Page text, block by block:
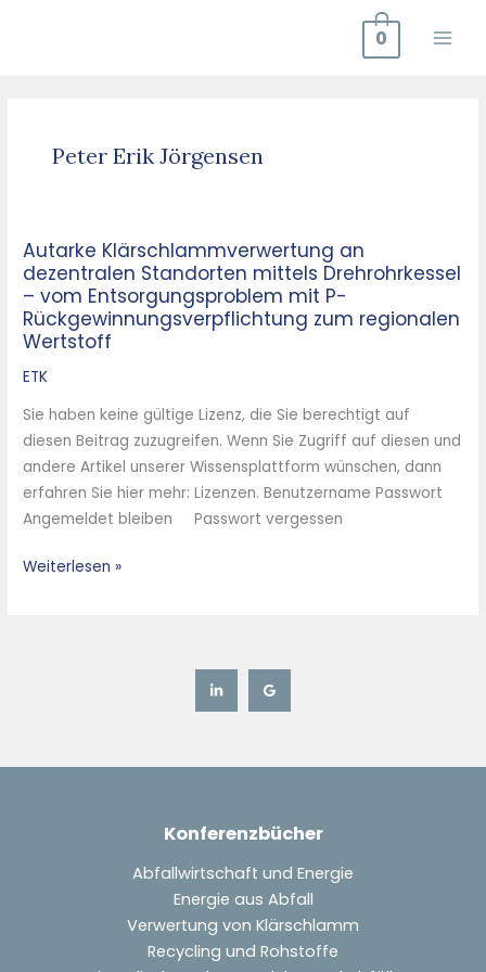
0
Peter Erik Jörgensen
Autarke Klärschlammverwertung an
dezentralen Standorten mittels Drehrohrkessel
– vom Entsorgungsproblem mit P-
Rückgewinnungsverpflichtung zum regionalen
Wertstoff
ETK
Sie haben keine gültige Lizenz, die Sie berechtigt auf
diesen Beitrag zuzugreifen. Wenn Sie Zugriff auf diesen und
andere Artikel unserer Wissensplattform wünschen, dann
erfahren Sie hier mehr: Lizenzen. Benutzername Passwort
Angemeldet bleiben Passwort vergessen
Autarke
Klärschlammverwertung
an
dezentralen
Standorten
mittels
Drehrohrkessel
–
vom
Entsorgungsproblem
mit
Rückgewinnungsverpflichtung
Weiterlesen »
Konferenzbücher
Abfallwirtschaft und Energie
Energie aus Abfall
Verwertung von Klärschlamm
Recycling und Rohstoffe